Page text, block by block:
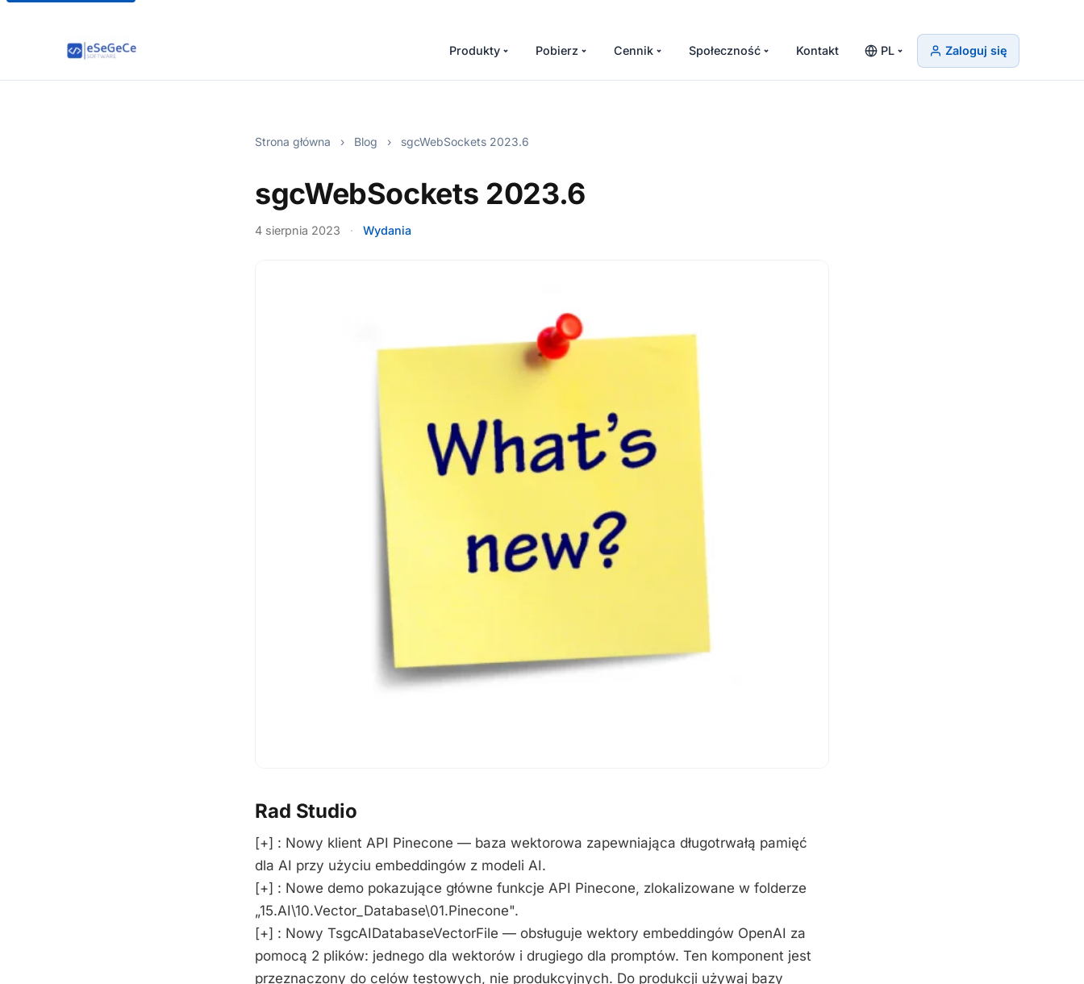
Produkty Pobierz Cennik Społeczność Kontakt PL Zaloguj się
Strona główna › Blog › sgcWebSockets 2023.6
sgcWebSockets 2023.6
4 sierpnia 2023 · Wydania
Rad Studio
[+] : Nowy klient API Pinecone — baza wektorowa zapewniająca długotrwałą pamięć
dla AI przy użyciu embeddingów z modeli AI.
[+] : Nowe demo pokazujące główne funkcje API Pinecone, zlokalizowane w folderze
„15.AI\10.Vector_Database\01.Pinecone".
[+] : Nowy TsgcAIDatabaseVectorFile — obsługuje wektory embeddingów OpenAI za
pomocą 2 plików: jednego dla wektorów i drugiego dla promptów. Ten komponent jest
przeznaczony do celów testowych, nie produkcyjnych. Do produkcji używaj bazy